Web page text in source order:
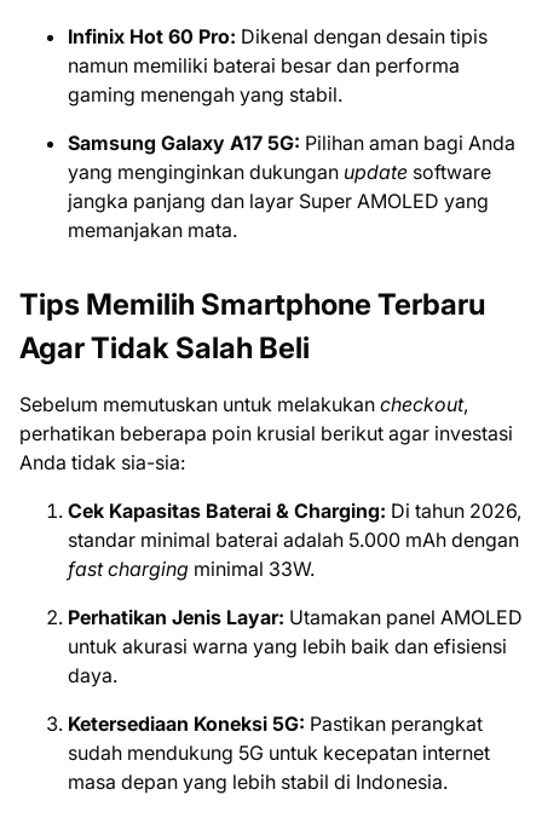
Infinix Hot 60 Pro: Dikenal dengan desain tipis
namun memiliki baterai besar dan performa
gaming menengah yang stabil.
Samsung Galaxy A17 5G: Pilihan aman bagi Anda
yang menginginkan dukungan update software
jangka panjang dan layar Super AMOLED yang
memanjakan mata.
Tips Memilih Smartphone Terbaru
Agar Tidak Salah Beli
Sebelum memutuskan untuk melakukan checkout,
perhatikan beberapa poin krusial berikut agar investasi
Anda tidak sia-sia:
Cek Kapasitas Baterai & Charging: Di tahun 2026,
standar minimal baterai adalah 5.000 mAh dengan
fast charging minimal 33W.
Perhatikan Jenis Layar: Utamakan panel AMOLED
untuk akurasi warna yang lebih baik dan efisiensi
daya.
Ketersediaan Koneksi 5G: Pastikan perangkat
sudah mendukung 5G untuk kecepatan internet
masa depan yang lebih stabil di Indonesia.